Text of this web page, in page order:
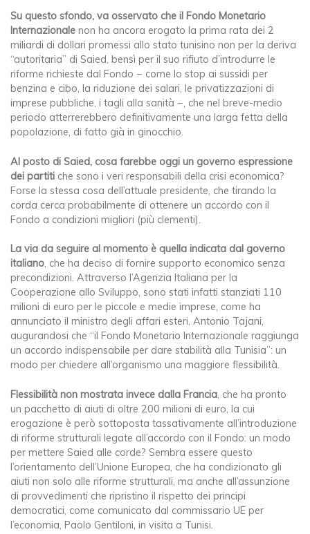
Su questo sfondo, va osservato che il Fondo Monetario
Internazionale non ha ancora erogato la prima rata dei 2
miliardi di dollari promessi allo stato tunisino non per la deriva
“autoritaria” di Saied, bensì per il suo rifiuto d’introdurre le
riforme richieste dal Fondo − come lo stop ai sussidi per
benzina e cibo, la riduzione dei salari, le privatizzazioni di
imprese pubbliche, i tagli alla sanità −, che nel breve-medio
periodo atterrerebbero definitivamente una larga fetta della
popolazione, di fatto già in ginocchio.
Al posto di Saied, cosa farebbe oggi un governo espressione
dei partiti che sono i veri responsabili della crisi economica?
Forse la stessa cosa dell’attuale presidente, che tirando la
corda cerca probabilmente di ottenere un accordo con il
Fondo a condizioni migliori (più clementi).
La via da seguire al momento è quella indicata dal governo
italiano, che ha deciso di fornire supporto economico senza
precondizioni. Attraverso l’Agenzia Italiana per la
Cooperazione allo Sviluppo, sono stati infatti stanziati 110
milioni di euro per le piccole e medie imprese, come ha
annunciato il ministro degli affari esteri, Antonio Tajani,
augurandosi che “il Fondo Monetario Internazionale raggiunga
un accordo indispensabile per dare stabilità alla Tunisia”: un
modo per chiedere all’organismo una maggiore flessibilità.
Flessibilità non mostrata invece dalla Francia, che ha pronto
un pacchetto di aiuti di oltre 200 milioni di euro, la cui
erogazione è però sottoposta tassativamente all’introduzione
di riforme strutturali legate all’accordo con il Fondo: un modo
per mettere Saied alle corde? Sembra essere questo
l’orientamento dell’Unione Europea, che ha condizionato gli
aiuti non solo alle riforme strutturali, ma anche all’assunzione
di provvedimenti che ripristino il rispetto dei principi
democratici, come comunicato dal commissario UE per
l’economia, Paolo Gentiloni, in visita a Tunisi.